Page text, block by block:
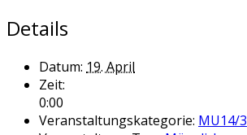
Details
Datum: 19. April
Zeit:
0:00
Veranstaltungskategorie: MU14/3